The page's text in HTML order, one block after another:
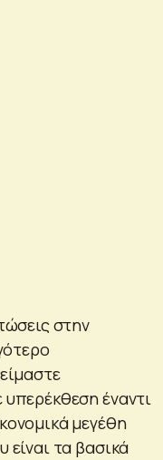
στην
έναντι
μεγέθη
είναι τα βασικά